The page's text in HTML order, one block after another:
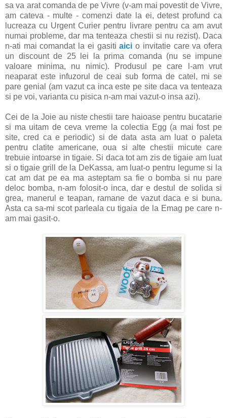
sa va arat comanda de pe Vivre (v-am mai povestit de Vivre,
am cateva - multe - comenzi date la ei, detest profund ca
lucreaza cu Urgent Curier pentru livrare pentru ca am avut
numai probleme, dar ma tenteaza chestii si nu rezist). Daca
n-ati mai comandat la ei gasitiaici o invitatie care va ofera
un discount de 25 lei la prima comanda (nu se impune
valoare minima, nu nimic). Produsul pe care l-am vrut
neaparat este infuzorul de ceai sub forma de catel, mi se
pare genial (am vazut ca inca este pe site daca va tenteaza
si pe voi, varianta cu pisica n-am mai vazut-o insa azi).
Cei de la Joie au niste chestii tare haioase pentru bucatarie
si ma uitam de ceva vreme la colectia Egg (a mai fost pe
site, cred ca e periodic) si de data asta am luat o paleta
pentru clatite americane, oua si alte chestii micute care
trebuie intoarse in tigaie. Si daca tot am zis de tigaie am luat
si o tigaie grill de la DeKassa, am luat-o pentru legume si la
cat am dat pe ea ma asteptam sa fie o bomba si nu pare
deloc bomba, n-am folosit-o inca, dar e destul de solida si
grea, manerul e teapan, ramane de vazut daca e si buna.
Asta ca sa-mi scot parleala cu tigaia de la Emag pe care n-
am mai gasit-o.